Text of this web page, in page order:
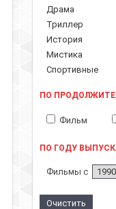
Драма
Триллер
История
Мистика
Спортивные
ПО
Фильм
ПО ГОДУ
Фильмы с